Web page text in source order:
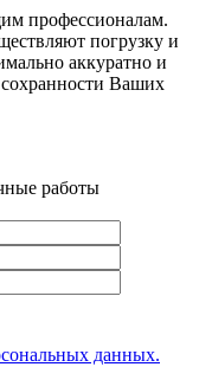
профессионалам.
погрузку и
аккуратно и
Ваших
работы
данных.